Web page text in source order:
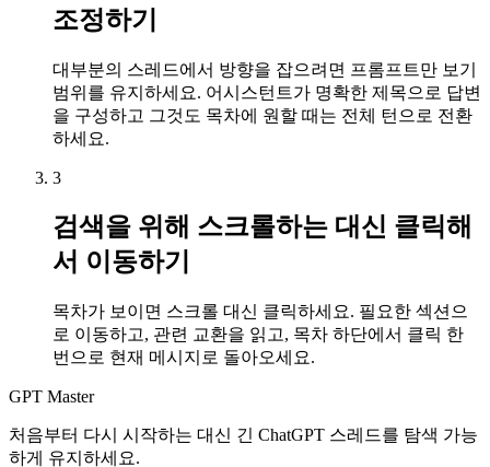
조정하기
대부분의 스레드에서 방향을 잡으려면 프롬프트만 보기
범위를 유지하세요. 어시스턴트가 명확한 제목으로 답변
을 구성하고 그것도 목차에 원할 때는 전체 턴으로 전환
하세요.
3
검색을 위해 스크롤하는 대신 클릭해
서 이동하기
목차가 보이면 스크롤 대신 클릭하세요. 필요한 섹션으
로 이동하고, 관련 교환을 읽고, 목차 하단에서 클릭 한
번으로 현재 메시지로 돌아오세요.
GPT Master
처음부터 다시 시작하는 대신 긴 ChatGPT 스레드를 탐색 가능
하게 유지하세요.